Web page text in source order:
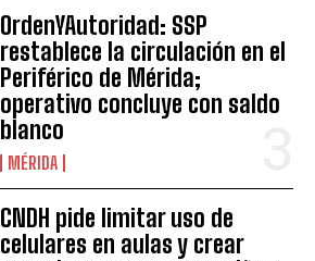
OrdenYAutoridad: SSP
restablece la circulación en el
Periférico de Mérida;
operativo concluye con saldo
blanco
MÉRIDA
CNDH pide limitar uso de
celulares en aulas y crear